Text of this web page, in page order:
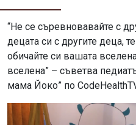
“Не се съревновавайте с
децата си с другите деца,
обичайте си вашата
вселена” – съветва
мама Йоко” по